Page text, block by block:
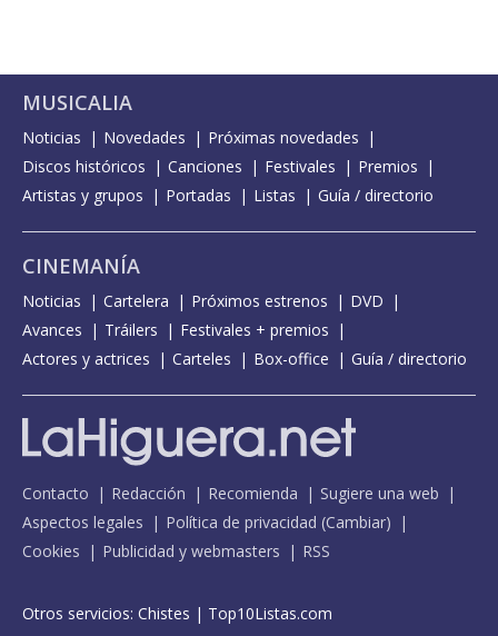
MUSICALIA
Noticias Novedades
Próximas novedades
Discos históricos
Canciones Festivales
Premios
Artistas y grupos
Portadas Listas Guía / directorio
CINEMANÍA
Noticias Cartelera Próximos estrenos
DVD
Avances
Tráilers
Festivales + premios
Actores y actrices
Carteles Box-office Guía / directorio
Contacto Redacción Recomienda
Sugiere una web
Aspectos legales
Política de privacidad (Cambiar)
Cookies
Publicidad y webmasters RSS
Otros servicios: Chistes | Top10Listas.com